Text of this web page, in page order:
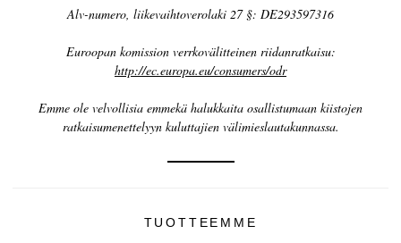
Kaviaarin teko
Sertifiointi
TAPAHTUMAT
Alv-numero, liikevaihtoverolaki 27 §: DE293597316
Euroopan komission verrkovälitteinen riidanratkaisu:
http://ec.europa.eu/consumers/odr
Emme ole velvollisia emmekä halukkaita osallistumaan kiistojen
ratkaisumenettelyyn kuluttajien välimieslautakunnassa.
TUOTTEEMME